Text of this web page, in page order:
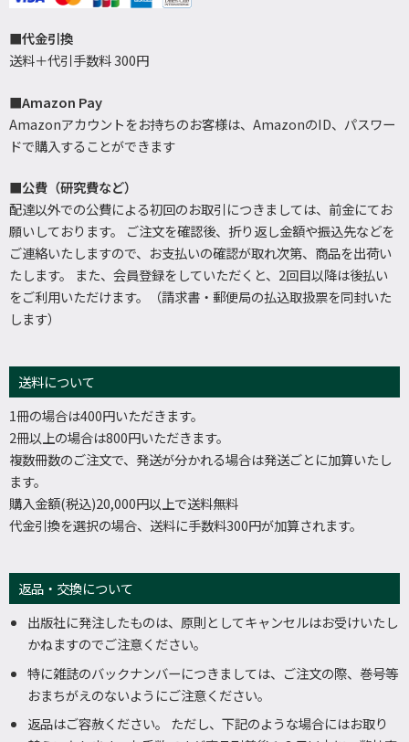
■代金引換
送料＋代引手数料 300円
■Amazon Pay
Amazonアカウントをお持ちのお客様は、AmazonのID、パスワー
ドで購入することができます
■公費（研究費など）
配達以外での公費による初回のお取引につきましては、前金にてお
願いしております。 ご注文を確認後、折り返し金額や振込先などを
ご連絡いたしますので、お支払いの確認が取れ次第、商品を出荷い
たします。 また、会員登録をしていただくと、2回目以降は後払い
をご利用いただけます。（請求書・郵便局の払込取扱票を同封いた
します）
送料について
1冊の場合は400円いただきます。
2冊以上の場合は800円いただきます。
複数冊数のご注文で、発送が分かれる場合は発送ごとに加算いたし
ます。
購入金額(税込)20,000円以上で送料無料
代金引換を選択の場合、送料に手数料300円が加算されます。
返品・交換について
出版社に発注したものは、原則としてキャンセルはお受けいたし
かねますのでご注意ください。
特に雑誌のバックナンバーにつきましては、ご注文の際、巻号等
おまちがえのないようにご注意ください。
返品はご容赦ください。 ただし、下記のような場合にはお取り